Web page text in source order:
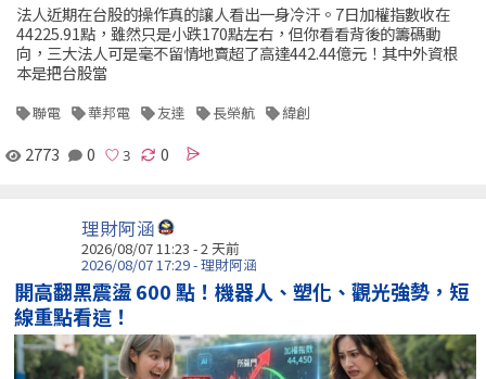
法人近期在台股的操作真的讓人看出一身冷汗。7日加權指數收在
44225.91點，雖然只是小跌170點左右，但你看看背後的籌碼動
向，三大法人可是毫不留情地賣超了高達442.44億元！其中外資根
本是把台股當
聯電 華邦電 友達 長榮航 緯創
2773 0 0
理財阿涵
2026/08/07 11:23 - 2 天前
2026/08/07 17:29 - 理財阿涵
開高翻黑震盪 600 點！機器人、塑化、觀光強勢，短
線重點看這！